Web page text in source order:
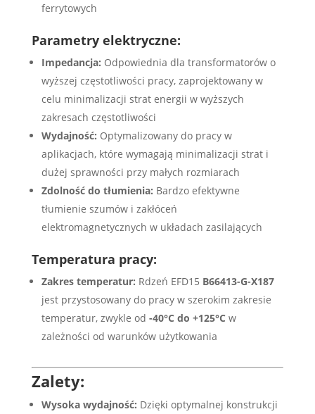
ferrytowych
Parametry elektryczne:
Impedancja: Odpowiednia dla transformatorów o
wyższej częstotliwości pracy, zaprojektowany w
celu minimalizacji strat energii w wyższych
zakresach częstotliwości
Wydajność: Optymalizowany do pracy w
aplikacjach, które wymagają minimalizacji strat i
dużej sprawności przy małych rozmiarach
Zdolność do tłumienia: Bardzo efektywne
tłumienie szumów i zakłóceń
elektromagnetycznych w układach zasilających
Temperatura pracy:
Zakres temperatur: Rdzeń EFD15 B66413-G-X187
jest przystosowany do pracy w szerokim zakresie
temperatur, zwykle od -40°C do +125°C w
zależności od warunków użytkowania
Zalety:
Wysoka wydajność: Dzięki optymalnej konstrukcji